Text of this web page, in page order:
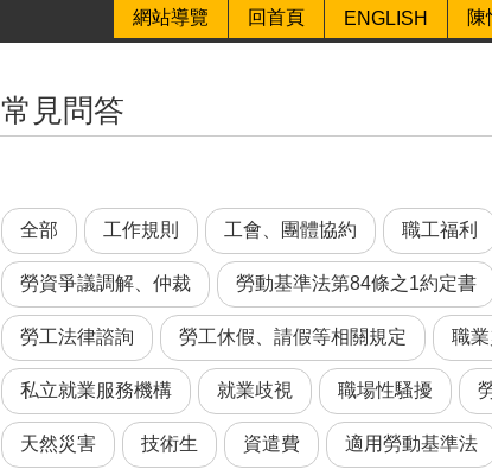
網站導覽 回首頁 ENGLISH 陳
常見問答
全部 工作規則 工會、團體協約 職工福利
勞資爭議調解、仲裁 勞動基準法第84條之1約定書
勞工法律諮詢 勞工休假、請假等相關規定 職
私立就業服務機構 就業歧視 職場性騷擾
天然災害 技術生 資遣費 適用勞動基準法